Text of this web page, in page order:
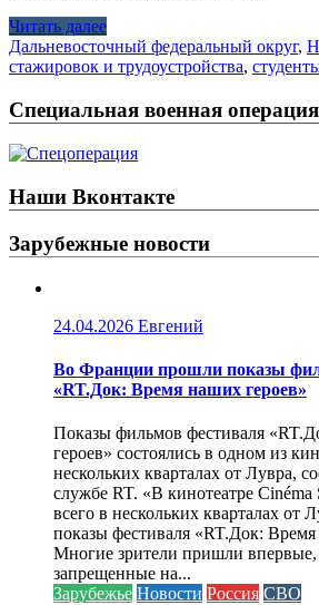
Читать далее
Дальневосточный федеральный округ,
стажировок и трудоустройства,
Специальная военная операция
Наши Вконтакте
Зарубежные новости
24.04.2026 Евгений
Во Франции прошли показы
«RT.Док: Время наших героев»
Показы фильмов фестиваля
героев» состоялись в одном из
нескольких кварталах от Лувра,
службе RT. «В кинотеатре Cinéma
всего в нескольких кварталах от
показы фестиваля «RT.Док:
Многие зрители пришли впервые,
запрещенные на...
Зарубежье Новости Россия СВО